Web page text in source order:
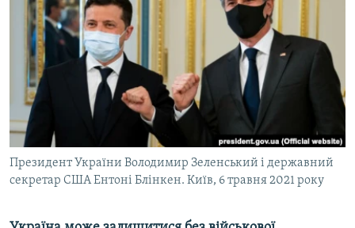
ВІДЕОУРОКИ «ELIFBE»
СВІДЧЕННЯ ОКУПАЦІЇ
УКРАЇНСЬКА ПРОБЛЕМА КРИМУ
ІНФОГРАФІКА
Русский
Qırımtatar
ДОЛУЧАЙСЯ!
Усі сайти RFE/RL
Президент України Володимир Зеленський і державний
секретар США Ентоні Блінкен. Київ, 6 травня 2021 року